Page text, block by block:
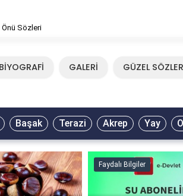
Sözleri
BİYOGRAFİ GALERİ GÜZEL SÖZLER
Başak Terazi Akrep Yay
Faydalı Bilgiler